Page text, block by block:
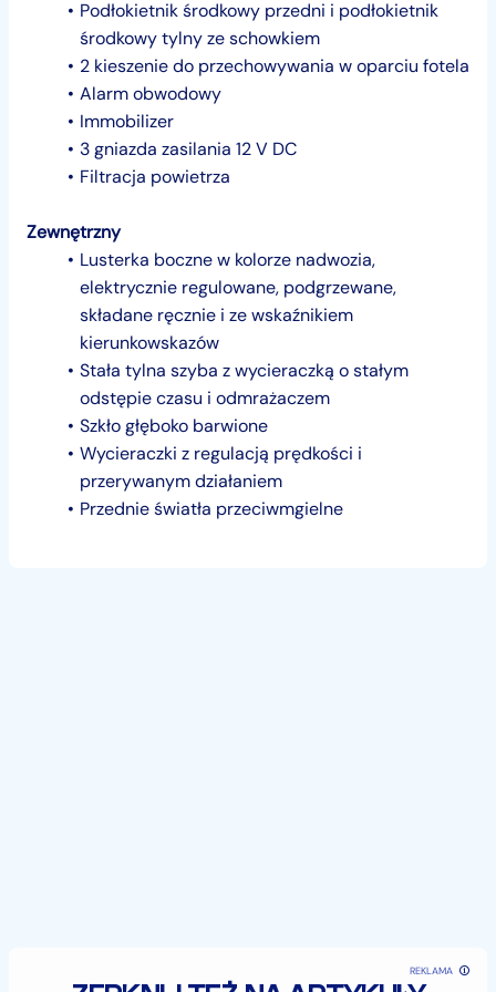
Podłokietnik środkowy przedni i podłokietnik
środkowy tylny ze schowkiem
2 kieszenie do przechowywania w oparciu fotela
Alarm obwodowy
Immobilizer
3 gniazda zasilania 12 V DC
Filtracja powietrza
Zewnętrzny
Lusterka boczne w kolorze nadwozia,
elektrycznie regulowane, podgrzewane,
składane ręcznie i ze wskaźnikiem
kierunkowskazów
Stała tylna szyba z wycieraczką o stałym
odstępie czasu i odmrażaczem
Szkło głęboko barwione
Wycieraczki z regulacją prędkości i
przerywanym działaniem
Przednie światła przeciwmgielne
REKLAMA